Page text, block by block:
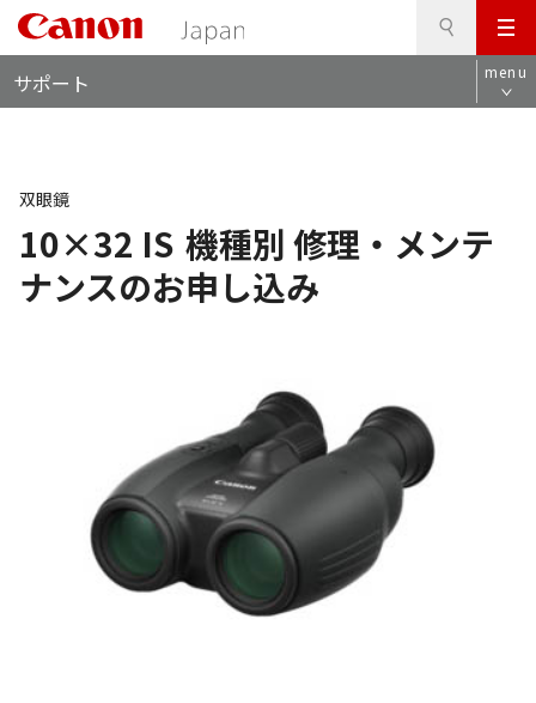
メ
ニ
ュ
サポート menu
10×32 IS 機種別 修理・メンテ
ナンスのお申し込み
双眼鏡